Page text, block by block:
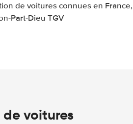
de voitures connues en France,
Part-Dieu TGV
voitures